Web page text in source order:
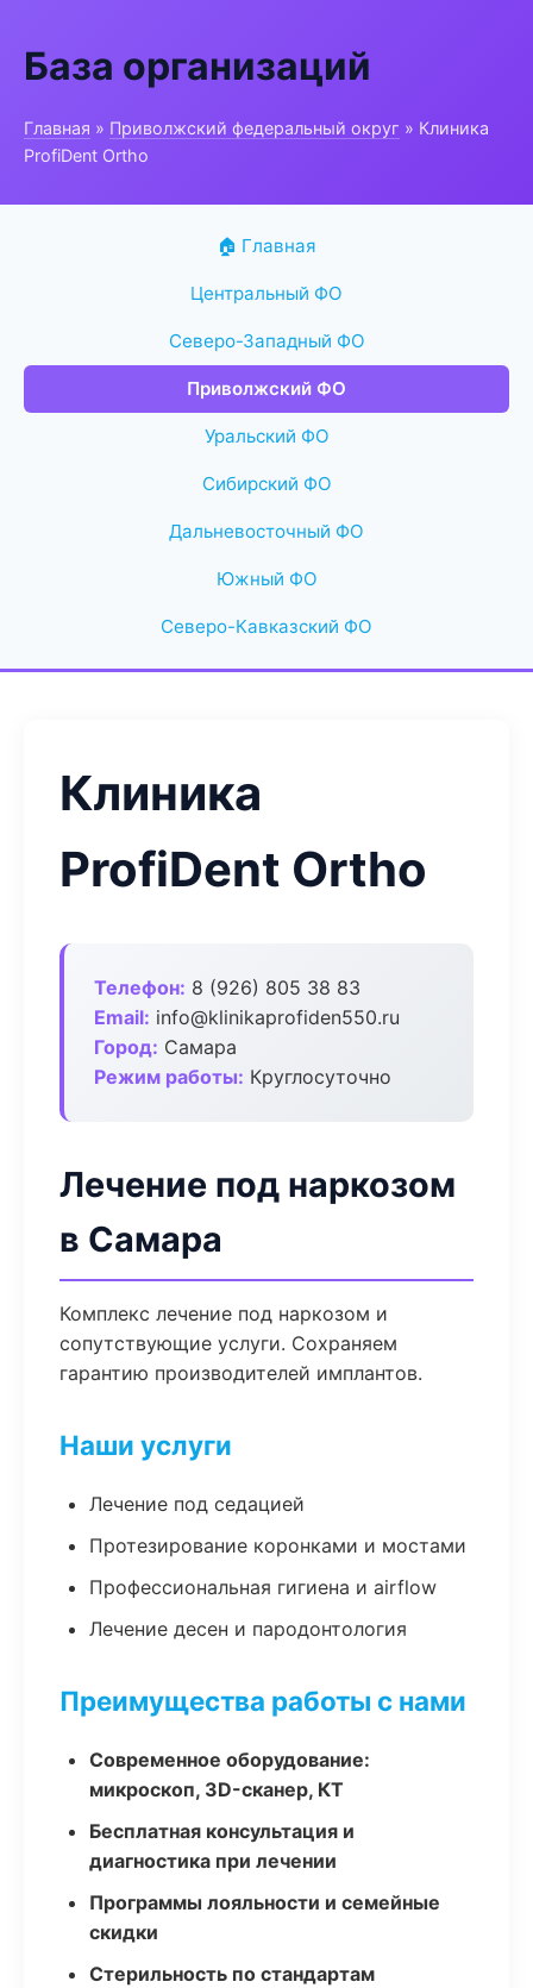
База организаций
Главная » Приволжский федеральный округ » Клиника
ProfiDent Ortho
🏠 Главная
Центральный ФО
Северо-Западный ФО
Приволжский ФО
Уральский ФО
Сибирский ФО
Дальневосточный ФО
Южный ФО
Северо-Кавказский ФО
Клиника
ProfiDent Ortho
Телефон: 8 (926) 805 38 83
Email: info@klinikaprofiden550.ru
Город: Самара
Режим работы: Круглосуточно
Лечение под наркозом
в Самара
Комплекс лечение под наркозом и
сопутствующие услуги. Сохраняем
гарантию производителей имплантов.
Наши услуги
Лечение под седацией
Протезирование коронками и мостами
Профессиональная гигиена и airflow
Лечение десен и пародонтология
Преимущества работы с нами
Современное оборудование:
микроскоп, 3D-сканер, КТ
Бесплатная консультация и
диагностика при лечении
Программы лояльности и семейные
скидки
Стерильность по стандартам